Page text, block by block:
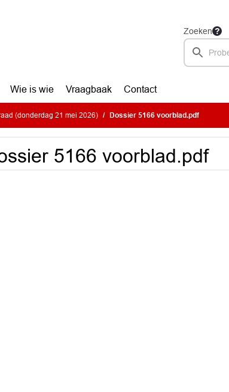
Zoeken
Wie is wie Vraagbaak Contact
(donderdag 21 mei 2026) Dossier 5166 voorblad.pdf
5166 voorblad.pdf